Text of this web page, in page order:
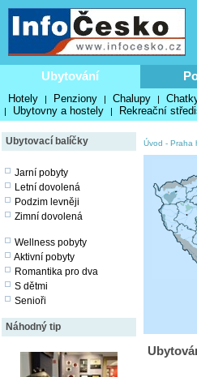
Ubytování
Hotely | Penziony | Chalupy |
| Ubytovny a hostely | Rekreační
Ubytovací balíčky
Jarní pobyty
Letní dovolená
Podzim levněji
Zimní dovolená
Wellness pobyty
Aktivní pobyty
Romantika pro dva
S dětmi
Senioři
Náhodný tip
Úvod - Praha